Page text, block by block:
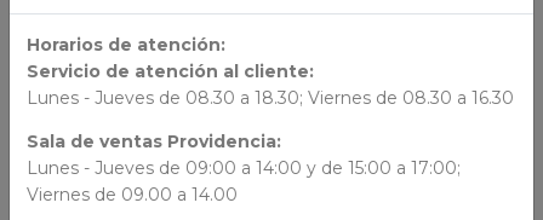
ORIGEN
Horarios de atención:
Servicio de atención al cliente:
Lunes - Jueves de 08.30 a 18.30; Viernes de 08.30 a 16.30
Sala de ventas Providencia:
Lunes - Jueves de 09:00 a 14:00 y de 15:00 a 17:00;
Viernes de 09.00 a 14.00